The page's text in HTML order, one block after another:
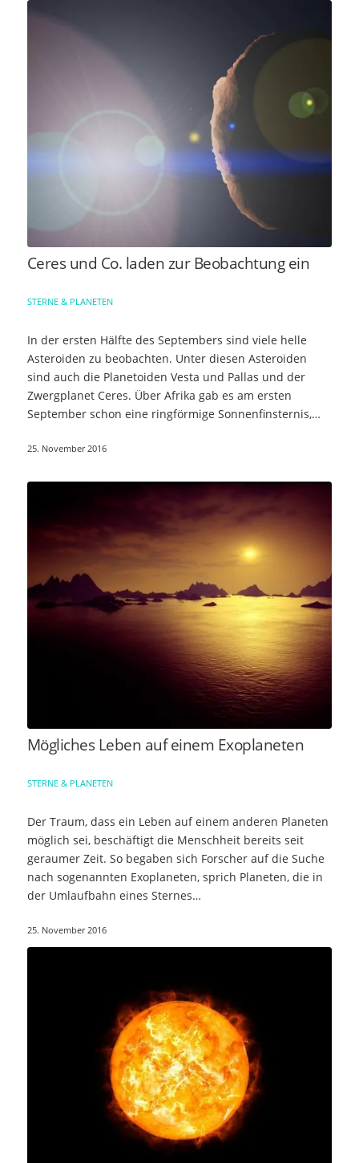
Ceres und Co. laden zur Beobachtung ein
STERNE & PLANETEN
In der ersten Hälfte des Septembers sind viele helle
Asteroiden zu beobachten. Unter diesen Asteroiden
sind auch die Planetoiden Vesta und Pallas und der
Zwergplanet Ceres. Über Afrika gab es am ersten
September schon eine ringförmige Sonnenfinsternis,…
25. November 2016
Mögliches Leben auf einem Exoplaneten
STERNE & PLANETEN
Der Traum, dass ein Leben auf einem anderen Planeten
möglich sei, beschäftigt die Menschheit bereits seit
geraumer Zeit. So begaben sich Forscher auf die Suche
nach sogenannten Exoplaneten, sprich Planeten, die in
der Umlaufbahn eines Sternes…
25. November 2016